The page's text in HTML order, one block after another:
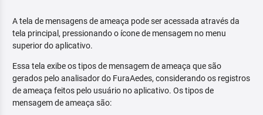
A tela de mensagens de ameaça pode ser acessada através da
tela principal, pressionando o ícone de mensagem no menu
superior do aplicativo.
Essa tela exibe os tipos de mensagem de ameaça que são
gerados pelo analisador do FuraAedes, considerando os registros
de ameaça feitos pelo usuário no aplicativo. Os tipos de
mensagem de ameaça são: